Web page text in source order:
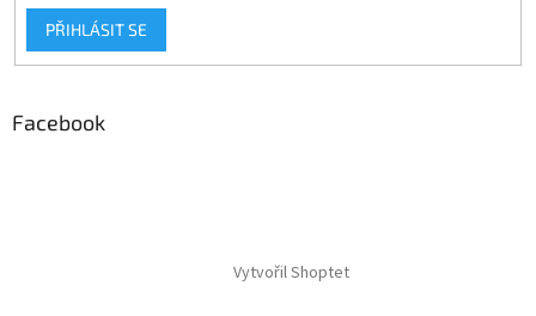
PŘIHLÁSIT SE
Facebook
Vytvořil Shoptet